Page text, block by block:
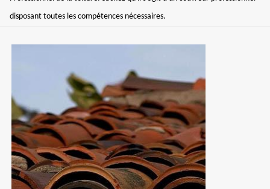
disposant toutes les compétences nécessaires.